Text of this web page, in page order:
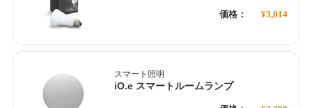
価格： ¥3,014
スマート照明
iO.e スマートルームランプ